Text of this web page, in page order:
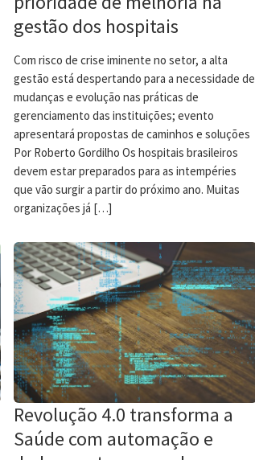
gestão dos hospitais
Com risco de crise iminente no setor, a alta
gestão está despertando para a necessidade de
mudanças e evolução nas práticas de
gerenciamento das instituições; evento
apresentará propostas de caminhos e soluções
Por Roberto Gordilho Os hospitais brasileiros
devem estar preparados para as intempéries
que vão surgir a partir do próximo ano. Muitas
organizações já […]
Revolução 4.0 transforma a
Saúde com automação e